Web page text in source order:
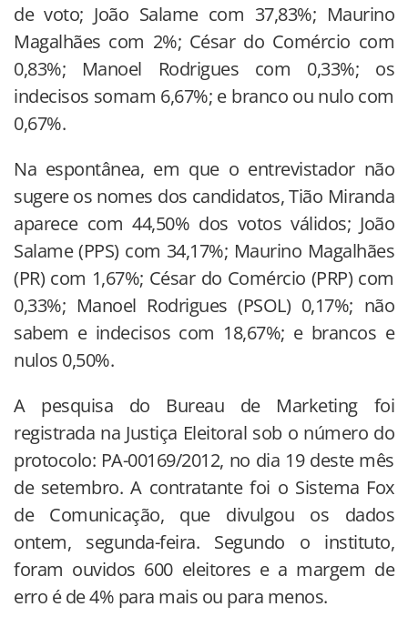
de voto; João Salame com 37,83%; Maurino
Magalhães com 2%; César do Comércio com
0,83%; Manoel Rodrigues com 0,33%; os
indecisos somam 6,67%; e branco ou nulo com
0,67%.
Na espontânea, em que o entrevistador não
sugere os nomes dos candidatos, Tião Miranda
aparece com 44,50% dos votos válidos; João
Salame (PPS) com 34,17%; Maurino Magalhães
(PR) com 1,67%; César do Comércio (PRP) com
0,33%; Manoel Rodrigues (PSOL) 0,17%; não
sabem e indecisos com 18,67%; e brancos e
nulos 0,50%.
A pesquisa do Bureau de Marketing foi
registrada na Justiça Eleitoral sob o número do
protocolo: PA-00169/2012, no dia 19 deste mês
de setembro. A contratante foi o Sistema Fox
de Comunicação, que divulgou os dados
ontem, segunda-feira. Segundo o instituto,
foram ouvidos 600 eleitores e a margem de
erro é de 4% para mais ou para menos.